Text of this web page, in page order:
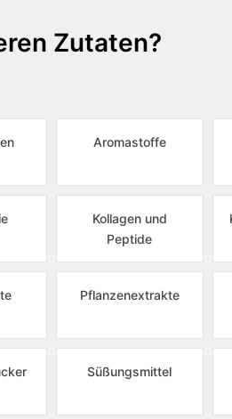
Zutaten?
Aromastoffe
Kollagen und
Peptide
Pflanzenextrakte
Süßungsmittel